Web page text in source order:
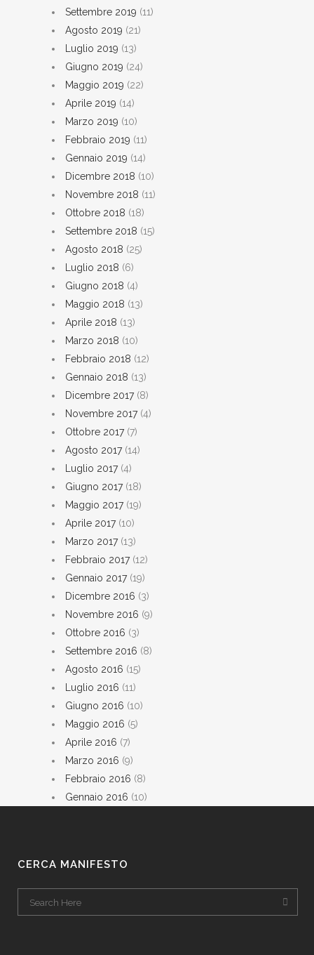
Settembre 2019 (11)
Agosto 2019 (21)
Luglio 2019 (13)
Giugno 2019 (24)
Maggio 2019 (22)
Aprile 2019 (14)
Marzo 2019 (10)
Febbraio 2019 (11)
Gennaio 2019 (14)
Dicembre 2018 (10)
Novembre 2018 (11)
Ottobre 2018 (18)
Settembre 2018 (15)
Agosto 2018 (25)
Luglio 2018 (6)
Giugno 2018 (4)
Maggio 2018 (13)
Aprile 2018 (13)
Marzo 2018 (10)
Febbraio 2018 (12)
Gennaio 2018 (13)
Dicembre 2017(8)
Novembre 2017(4)
Ottobre 2017(7)
Agosto 2017(14)
Luglio 2017(4)
Giugno 2017(18)
Maggio 2017(19)
Aprile 2017(10)
Marzo 2017(13)
Febbraio 2017(12)
Gennaio 2017(19)
Dicembre 2016 (3)
Novembre 2016 (9)
Ottobre 2016 (3)
Settembre 2016 (8)
Agosto 2016 (15)
Luglio 2016 (11)
Giugno 2016 (10)
Maggio 2016 (5)
Aprile 2016 (7)
Marzo 2016 (9)
Febbraio 2016 (8)
Gennaio 2016 (10)
CERCA MANIFESTO